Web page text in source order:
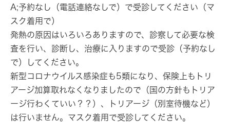
A;予約なし（電話連絡なしで）で受診してください（マ
スク着用で）
発熱の原因はいろいろありますので、診察して必要な検
査を行い、診断し、治療に入りますので受診（予約なし
で）してください。
新型コロナウイルス感染症も5類になり、保険上もトリ
アージ加算取れなくなりましたので（国の方針もトリア
ージ行わくていい？？）、トリアージ（別室待機など）
は行いません。マスク着用で受診してください。